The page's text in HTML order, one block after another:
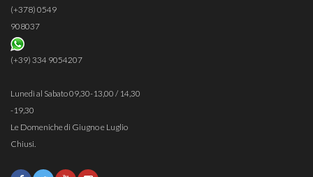
(+378) 0549
908037
(+39) 334 9054207
Lunedì al Sabato 09,30-13,00 / 14,30
-19,30
Le Domeniche di Giugno e Luglio
Chiusi.